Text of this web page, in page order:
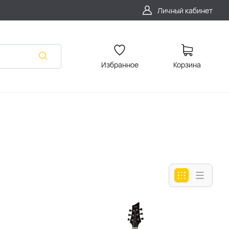
Личный кабинет
Избранное Корзина